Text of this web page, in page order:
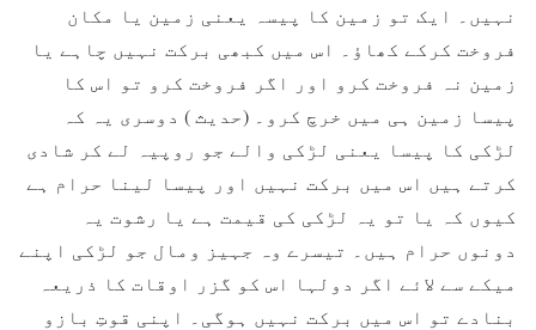
نہیں۔ ایک تو زمین کا پیسہ یعنی زمین یا مکان
فروخت کرکے کھاؤ۔ اس میں کبھی برکت نہیں چاہے یا
زمین نہ فروخت کرو اور اگر فروخت کرو تو اس کا
پیسا زمین ہی میں خرچ کرو۔ (حدیث ) دوسری یہ کہ
لڑکی کا پیسا یعنی لڑکی والے جو روپیہ لے کر شادی
کرتے ہیں اس میں برکت نہیں اور پیسا لینا حرام ہے
کیوں کہ یا تو یہ لڑکی کی قیمت ہے یا رشوت یہ
دونوں حرام ہیں۔ تیسرے وہ جہیز ومال جو لڑکی اپنے
میکے سے لائے اگر دولہا اس کو گزر اوقات کا ذریعہ
بنادے تو اس میں برکت نہیں ہوگی۔ اپنی قوتِ بازو